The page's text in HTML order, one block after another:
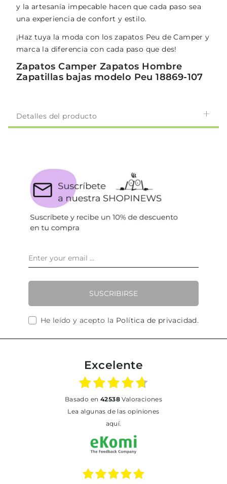
y la artesanía impecable hacen que cada paso sea
una experiencia de confort y estilo.
¡Haz tuya la moda con los zapatos Peu de Camper y
marca la diferencia con cada paso que des!
Zapatos Camper Zapatos Hombre
Zapatillas bajas modelo Peu 18869-107
Detalles del producto
SUSCRIBIRSE
He leído y acepto la Política de privacidad.
Excelente
basado en 42538Valoraciones
Lea algunas de las opiniones
aquí.